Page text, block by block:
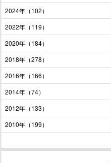
2024年（102）
2022年（119）
2020年（184）
2018年（278）
2016年（166）
2014年（74）
2012年（133）
2010年（199）